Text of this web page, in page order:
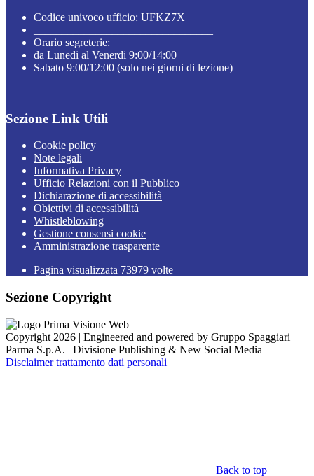
Codice univoco ufficio: UFKZ7X
Orario segreterie:
da Lunedi al Venerdi 9:00/14:00
Sabato 9:00/12:00 (solo nei giorni di lezione)
Sezione Link Utili
Cookie policy
Note legali
Informativa Privacy
Ufficio Relazioni con il Pubblico
Dichiarazione di accessibilità
Obiettivi di accessibilità
Whistleblowing
Gestione consensi cookie
Amministrazione trasparente
Pagina visualizzata 73979 volte
Sezione Copyright
Copyright 2026 | Engineered and powered by Gruppo Spaggiari
Parma S.p.A. | Divisione Publishing & New Social Media
Disclaimer trattamento dati personali
Back to top